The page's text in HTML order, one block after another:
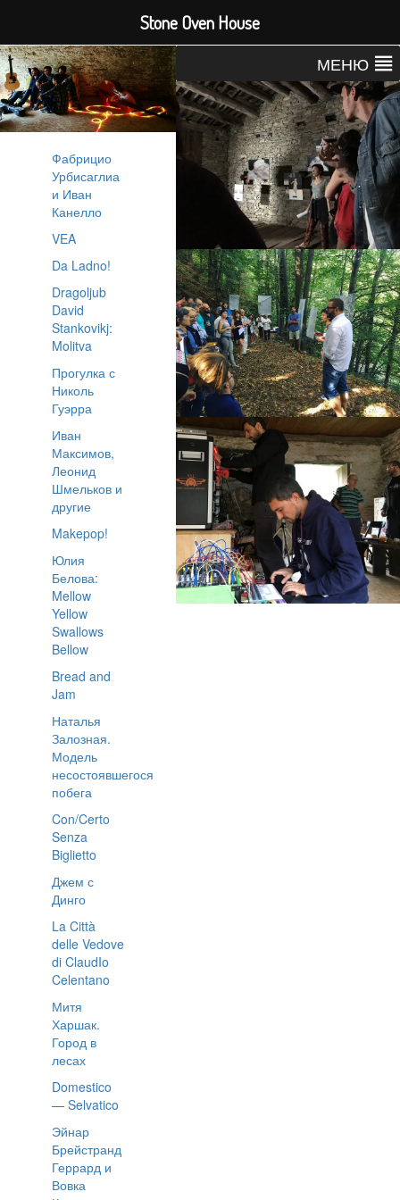
Фабрицио
Урбисаглиа
и Иван
Канелло
VEA
Da Ladno!
Dragoljub
David
Stankovikj:
Molitva
Прогулка с
Николь
Гуэрра
Иван
Максимов,
Леонид
Шмельков и
другие
Makepop!
Юлия
Белова:
Mellow
Yellow
Swallows
Bellow
Bread and
Jam
Наталья
Залозная.
Модель
несостоявшегося
побега
Con/Certo
Senza
Biglietto
Джем с
Динго
La Città
delle Vedove
di ClaudIo
Celentano
Митя
Харшак.
Город в
лесах
Domestico
— Selvatico
Эйнар
Брейстранд
Геррард и
Вовка
МЕНЮ
Stone Oven House